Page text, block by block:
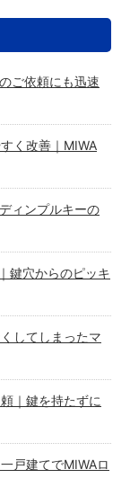
ご依頼にも迅速
く改善｜MIWA
ィンプルキーの
鍵穴からのピッキ
してしまったマ
｜鍵を持たずに
戸建てでMIWAロ